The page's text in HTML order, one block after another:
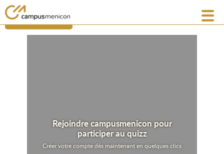
revenir à la liste
Rejoindre campusmenicon pour
participer au quizz
Créer votre compte dès maintenant en quelques clics